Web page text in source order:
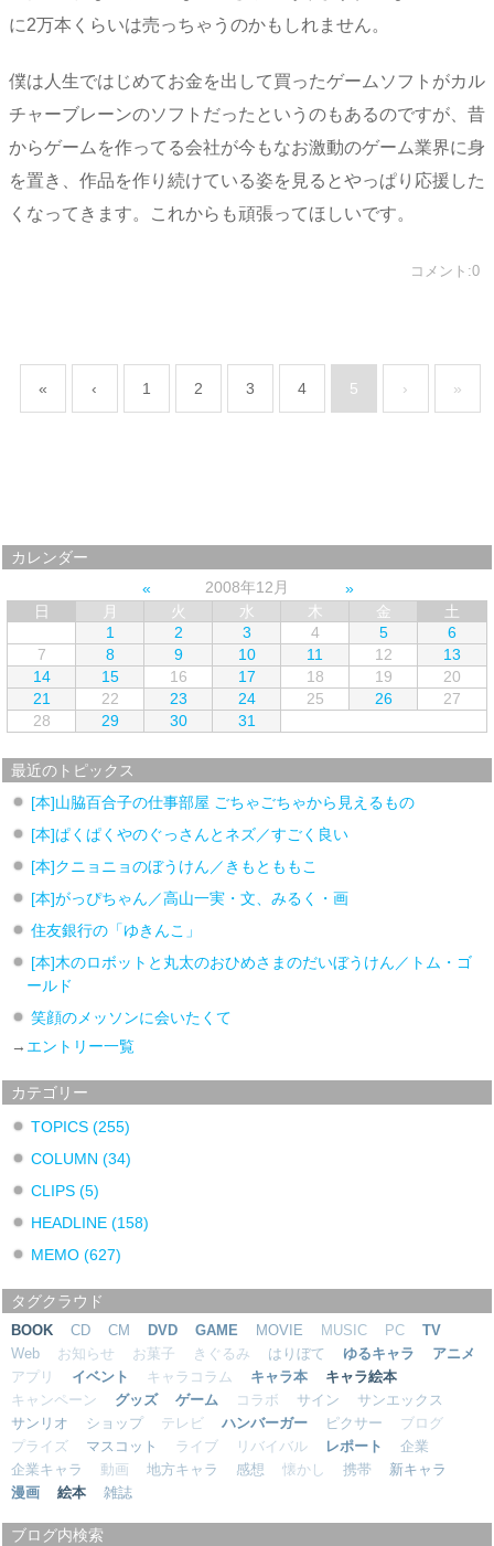
に2万本くらいは売っちゃうのかもしれません。
僕は人生ではじめてお金を出して買ったゲームソフトがカル
チャーブレーンのソフトだったというのもあるのですが、昔
からゲームを作ってる会社が今もなお激動のゲーム業界に身
を置き、作品を作り続けている姿を見るとやっぱり応援した
くなってきます。これからも頑張ってほしいです。
コメント:0
« ‹ 1 2 3 4 5 › »
カレンダー
2008年12月
日
月 火 水 木 金
土
1
2 3 4 5
6
7
8 9 10 11 12
13
14
15 16 17 18 19
20
21
22 23 24 25 26
27
28
29 30 31
最近のトピックス
[本]山脇百合子の仕事部屋 ごちゃごちゃから見えるもの
[本]ぱくぱくやのぐっさんとネズ／すごく良い
[本]クニョニョのぼうけん／きもとももこ
[本]がっぴちゃん／高山一実・文、みるく・画
住友銀行の「ゆきんこ」
[本]木のロボットと丸太のおひめさまのだいぼうけん／トム・ゴ
ールド
笑顔のメッソンに会いたくて
→ エントリー一覧
カテゴリー
TOPICS(255)
COLUMN(34)
CLIPS(5)
HEADLINE(158)
MEMO(627)
タグクラウド
BOOK CD CM DVD GAME MOVIE MUSIC PC
TV
Web
お知らせ お菓子 きぐるみ はりぼて ゆるキャラ
アニメ
アプリ
イベント キャラコラム キャラ本
キャラ絵本
キャンペーン
グッズ ゲーム コラボ サイン
サンエックス
サンリオ
ショップ テレビ ハンバーガー ピクサー
ブログ
プライズ
マスコット ライブ リバイバル レポート
企業
企業キャラ
動画 地方キャラ 感想 懐かし 携帯
新キャラ
漫画
絵本 雑誌
ブログ内検索